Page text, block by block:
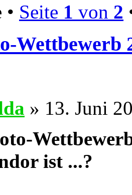
Seite 1 von 2
Wettbewerb
» 13. Juni
ist ...?